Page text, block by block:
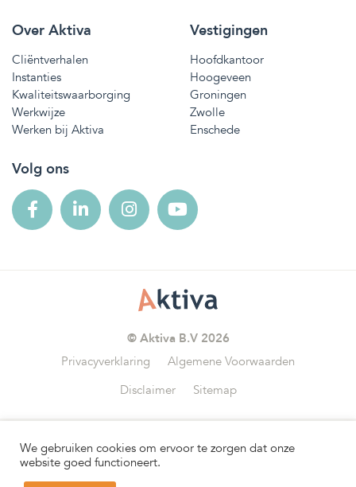
Over Aktiva
Cliëntverhalen
Instanties
Kwaliteitswaarborging
Werkwijze
Werken bij Aktiva
Vestigingen
Hoofdkantoor
Hoogeveen
Groningen
Zwolle
Enschede
Volg ons
© Aktiva B.V 2026
Privacyverklaring
Algemene Voorwaarden
Disclaimer
Sitemap
Wij zijn aangesloten bij
We gebruiken cookies om ervoor te zorgen dat onze
website goed functioneert.